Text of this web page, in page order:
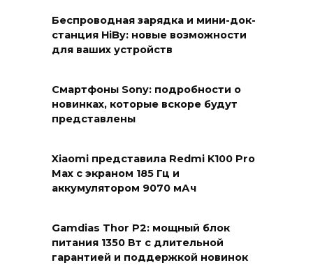
Беспроводная зарядка и мини-док-
станция HiBy: новые возможности
для ваших устройств
Смартфоны Sony: подробности о
новинках, которые вскоре будут
представлены
Xiaomi представила Redmi K100 Pro
Max с экраном 185 Гц и
аккумулятором 9070 мАч
Gamdias Thor P2: мощный блок
питания 1350 Вт с длительной
гарантией и поддержкой новинок